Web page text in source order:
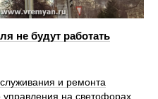
не будут работать
и ремонта
управления на светофорах